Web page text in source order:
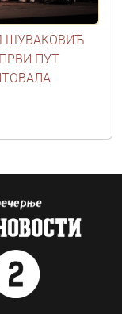
ШУВАКОВИЋ
ПУТ